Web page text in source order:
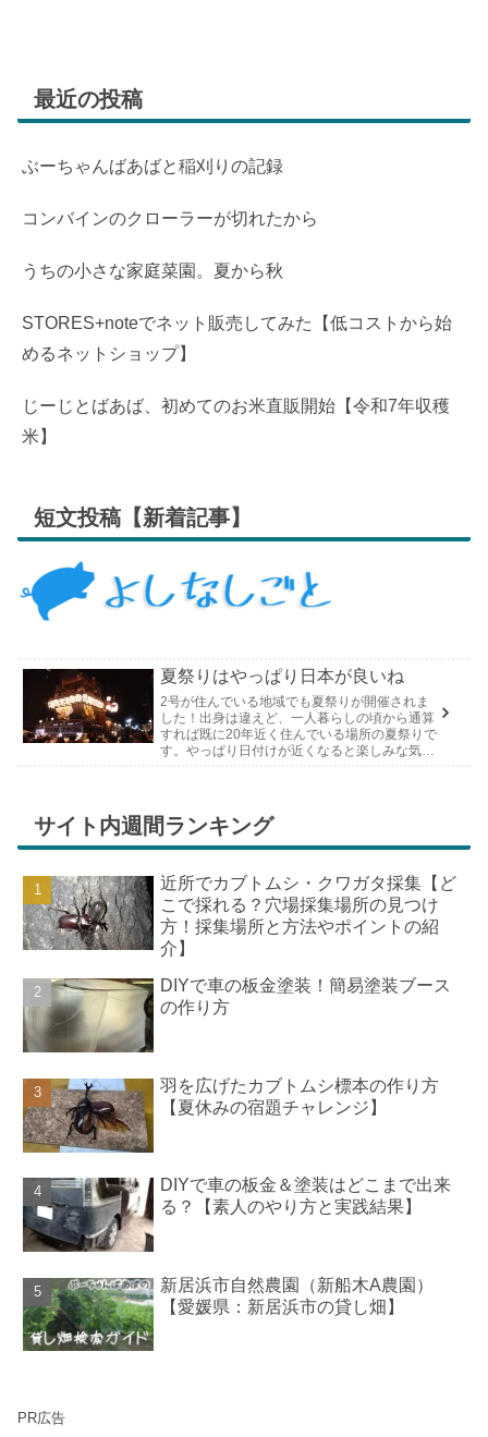
最近の投稿
ぶーちゃんばあばと稲刈りの記録
コンバインのクローラーが切れたから
うちの小さな家庭菜園。夏から秋
STORES+noteでネット販売してみた【低コストから始
めるネットショップ】
じーじとばあば、初めてのお米直販開始【令和7年収穫
米】
短文投稿【新着記事】
夏祭りはやっぱり日本が良いね
2号が住んでいる地域でも夏祭りが開催されま
した！出身は違えど、一人暮らしの頃から通算
すれば既に20年近く住んでいる場所の夏祭りで
す。やっぱり日付けが近くなると楽しみな気持
サイト内週間ランキング
近所でカブトムシ・クワガタ採集【ど
こで採れる？穴場採集場所の見つけ
方！採集場所と方法やポイントの紹
介】
DIYで車の板金塗装！簡易塗装ブース
の作り方
羽を広げたカブトムシ標本の作り方
【夏休みの宿題チャレンジ】
DIYで車の板金＆塗装はどこまで出来
る？【素人のやり方と実践結果】
新居浜市自然農園（新船木A農園）
【愛媛県：新居浜市の貸し畑】
PR広告